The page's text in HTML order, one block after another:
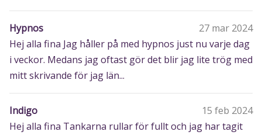
Hypnos
27 mar 2024
Hej alla fina Jag håller på med hypnos just nu varje dag
i veckor. Medans jag oftast gör det blir jag lite trög med
mitt skrivande för jag län...
Indigo
15 feb 2024
Hej alla fina Tankarna rullar för fullt och jag har tagit